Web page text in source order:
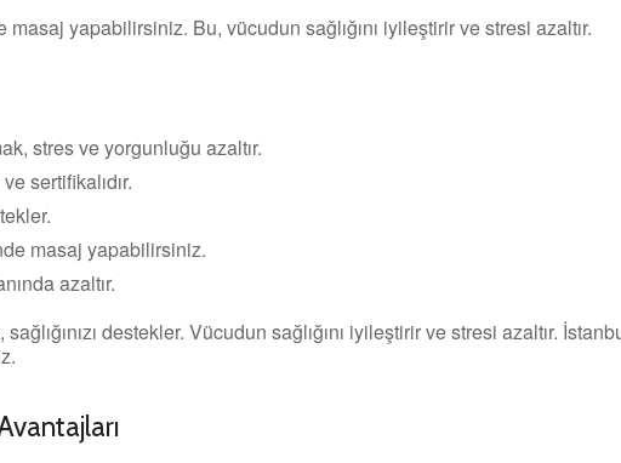
yapabilirsiniz. Bu, vücudun sağlığını iyileştirir ve stresi azaltır.
stres ve yorgunluğu azaltır.
sertifikalıdır.
masaj yapabilirsiniz.
azaltır.
destekler. Vücudun sağlığını iyileştirir ve stresi azaltır.